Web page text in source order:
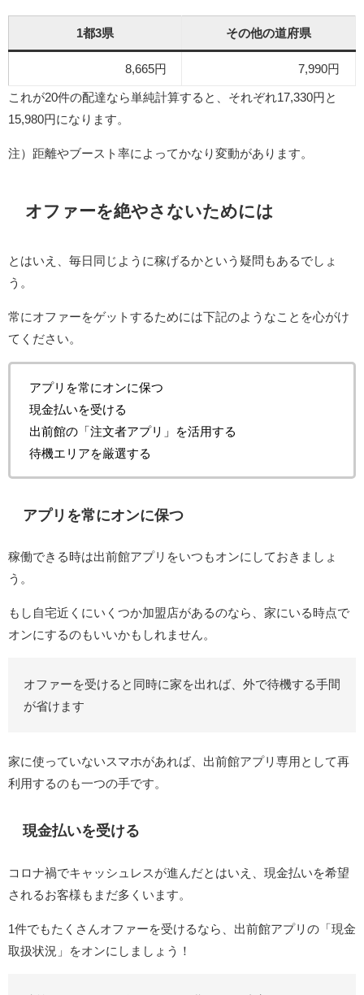
1都3県 その他の道府県
8,665円 7,990円
これが20件の配達なら単純計算すると、それぞれ17,330円と
15,980円になります。
注）距離やブースト率によってかなり変動があります。
オファーを絶やさないためには
とはいえ、毎日同じように稼げるかという疑問もあるでしょ
う。
常にオファーをゲットするためには下記のようなことを心がけ
てください。
アプリを常にオンに保つ
現金払いを受ける
出前館の「注文者アプリ」を活用する
待機エリアを厳選する
アプリを常にオンに保つ
稼働できる時は出前館アプリをいつもオンにしておきましょ
う。
もし自宅近くにいくつか加盟店があるのなら、家にいる時点で
オンにするのもいいかもしれません。
オファーを受けると同時に家を出れば、外で待機する手間
が省けます
家に使っていないスマホがあれば、出前館アプリ専用として再
利用するのも一つの手です。
現金払いを受ける
コロナ禍でキャッシュレスが進んだとはいえ、現金払いを希望
されるお客様もまだ多くいます。
1件でもたくさんオファーを受けるなら、出前館アプリの「現金
取扱状況」をオンにしましょう！